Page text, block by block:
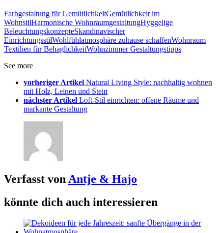
Farbgestaltung für GemütlichkeitGemütlichkeit im
WohnstilHarmonische WohnraumgestaltungHyggelige
BeleuchtungskonzepteSkandinavischer
EinrichtungsstilWohlfühlatmosphäre zuhause schaffenWohnraum
Textilien für BehaglichkeitWohnzimmer Gestaltungstipps
See more
vorheriger Artikel Natural Living Style: nachhaltig wohnen
mit Holz, Leinen und Stein
nächster Artikel Loft-Stil einrichten: offene Räume und
markante Gestaltung
Verfasst vonAntje & Hajo
könnte dich auch interessieren